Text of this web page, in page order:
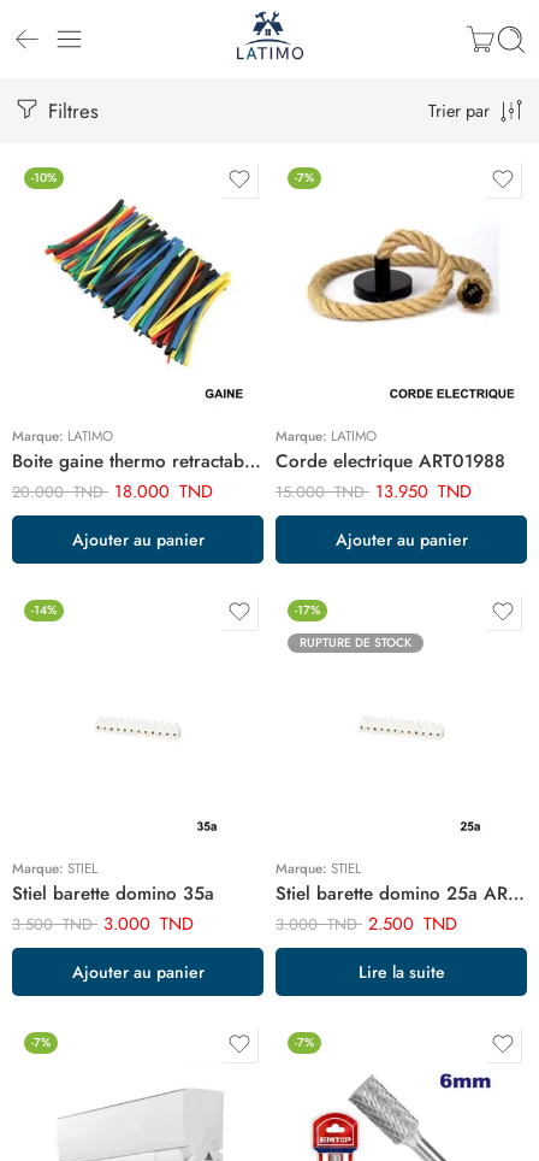
Filtres Trier par
-10%
Marque: LATIMO
Boite gaine thermo retractable 100 pcs ART12356
20.000TND 18.000 TND
Ajouter au panier
-7%
Marque: LATIMO
Corde electrique ART01988
15.000TND 13.950 TND
Ajouter au panier
-14%
Marque: STIEL
Stiel barette domino 35a
3.500TND 3.000 TND
Ajouter au panier
-17%
RUPTURE DE STOCK
Marque: STIEL
Stiel barette domino 25a AR02125
3.000TND 2.500 TND
Lire la suite
-7% -7%